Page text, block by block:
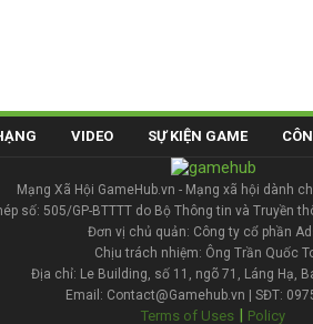
VIDEO SỰ KIỆN GAME
Mạng Xã Hội GameHub.vn - Mạng xã hội dành
số: 505/GP-BTTTT do Bộ Thông tin và Truyền
Đơn vị chủ quản: Công ty cổ phần
Chịu trách nhiệm: Ông Trần Quốc
Địa chỉ: Le Building, số 11, ngõ 71, Láng Hạ,
Email: Contact@Gamehub.vn | SĐT:
Terms of Uses | Policy